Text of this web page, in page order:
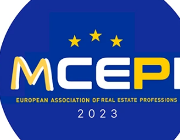
СТОЯНОВ
0879900430
ПОЗВОНИТЕ
ОБЪЯВЛЕНИЯ